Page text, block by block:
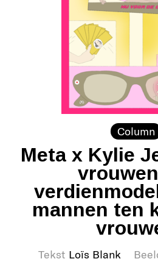
Column
Meta x Kylie
mannen ten
Tekst Loïs Blank